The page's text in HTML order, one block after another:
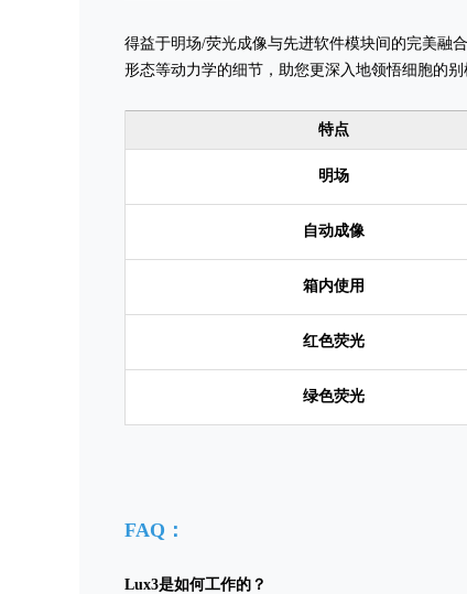
得益于明场/荧光成像与先进软件模块间的完美融
形态等动力学的细节，助您更深入地领悟细胞的别
特点
明场
自动成像
箱内使用
红色荧光
绿色荧光
FAQ：
Lux3是如何工作的？